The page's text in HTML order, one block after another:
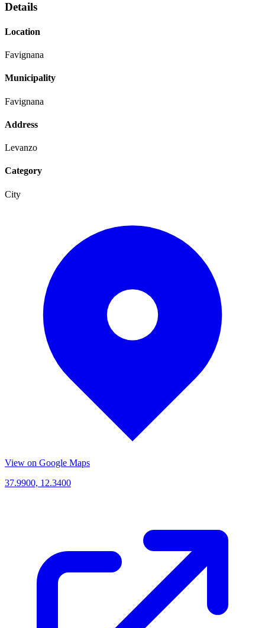
Details
Location
Favignana
Municipality
Favignana
Address
Levanzo
Category
City
View on Google Maps
37.9900, 12.3400